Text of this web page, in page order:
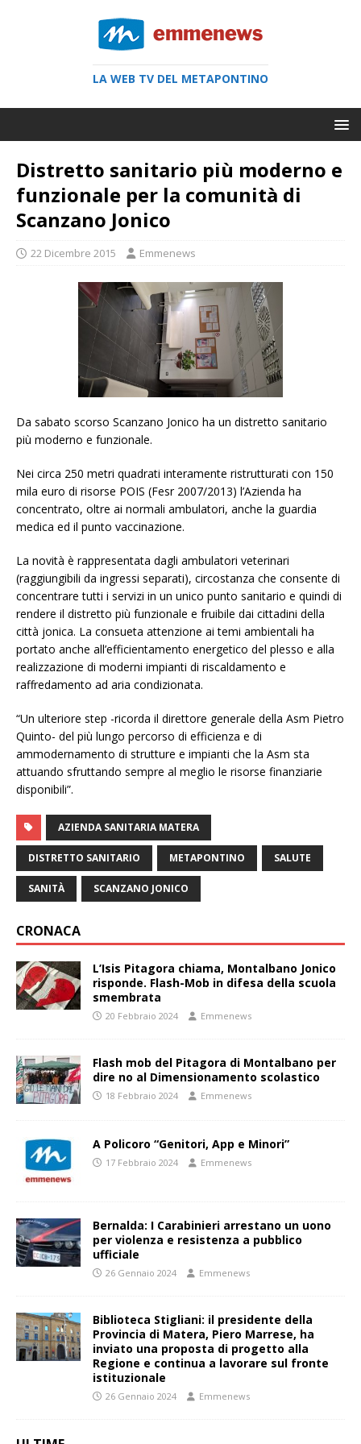
LA WEB TV DEL METAPONTINO
Distretto sanitario più moderno e
funzionale per la comunità di
Scanzano Jonico
22 Dicembre 2015 Emmenews
Da sabato scorso Scanzano Jonico ha un distretto sanitario
più moderno e funzionale.
Nei circa 250 metri quadrati interamente ristrutturati con 150
mila euro di risorse POIS (Fesr 2007/2013) l’Azienda ha
concentrato, oltre ai normali ambulatori, anche la guardia
medica ed il punto vaccinazione.
La novità è rappresentata dagli ambulatori veterinari
(raggiungibili da ingressi separati), circostanza che consente di
concentrare tutti i servizi in un unico punto sanitario e quindi di
rendere il distretto più funzionale e fruibile dai cittadini della
città jonica. La consueta attenzione ai temi ambientali ha
portato anche all’efficientamento energetico del plesso e alla
realizzazione di moderni impianti di riscaldamento e
raffredamento ad aria condizionata.
“Un ulteriore step -ricorda il direttore generale della Asm Pietro
Quinto- del più lungo percorso di efficienza e di
ammodernamento di strutture e impianti che la Asm sta
attuando sfruttando sempre al meglio le risorse finanziarie
disponibili”.
AZIENDA SANITARIA MATERA
DISTRETTO SANITARIO METAPONTINO SALUTE
SANITÀ SCANZANO JONICO
CRONACA
L’Isis Pitagora chiama, Montalbano Jonico
risponde. Flash-Mob in difesa della scuola
smembrata
20 Febbraio 2024 Emmenews
Flash mob del Pitagora di Montalbano per
dire no al Dimensionamento scolastico
18 Febbraio 2024 Emmenews
A Policoro “Genitori, App e Minori”
17 Febbraio 2024 Emmenews
Bernalda: I Carabinieri arrestano un uono
per violenza e resistenza a pubblico
ufficiale
26 Gennaio 2024 Emmenews
Biblioteca Stigliani: il presidente della
Provincia di Matera, Piero Marrese, ha
inviato una proposta di progetto alla
Regione e continua a lavorare sul fronte
istituzionale
26 Gennaio 2024 Emmenews